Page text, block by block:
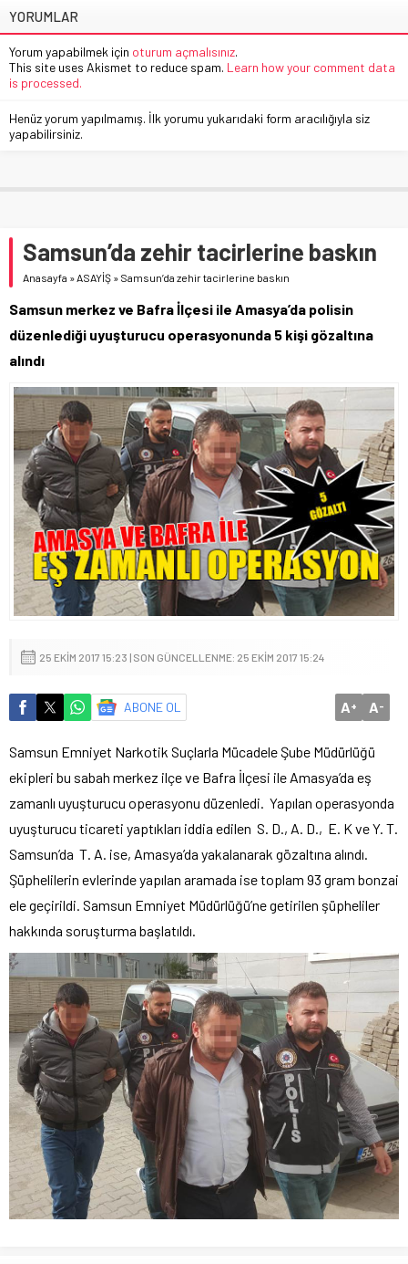
YORUMLAR
Yorum yapabilmek için oturum açmalısınız.
This site uses Akismet to reduce spam. Learn how your comment data
is processed.
Henüz yorum yapılmamış. İlk yorumu yukarıdaki form aracılığıyla siz
yapabilirsiniz.
Samsun’da zehir tacirlerine baskın
Anasayfa » ASAYİŞ » Samsun’da zehir tacirlerine baskın
Samsun merkez ve Bafra İlçesi ile Amasya’da polisin
düzenlediği uyuşturucu operasyonunda 5 kişi gözaltına
alındı
25 EKIM 2017 15:23 | SON GÜNCELLENME: 25 EKIM 2017 15:24
ABONE OL A+ A-
Samsun Emniyet Narkotik Suçlarla Mücadele Şube Müdürlüğü
ekipleri bu sabah merkez ilçe ve Bafra İlçesi ile Amasya’da eş
zamanlı uyuşturucu operasyonu düzenledi. Yapılan operasyonda
uyuşturucu ticareti yaptıkları iddia edilen S. D., A. D., E. K ve Y. T.
Samsun’da T. A. ise, Amasya’da yakalanarak gözaltına alındı.
Şüphelilerin evlerinde yapılan aramada ise toplam 93 gram bonzai
ele geçirildi. Samsun Emniyet Müdürlüğü’ne getirilen şüpheliler
hakkında soruşturma başlatıldı.